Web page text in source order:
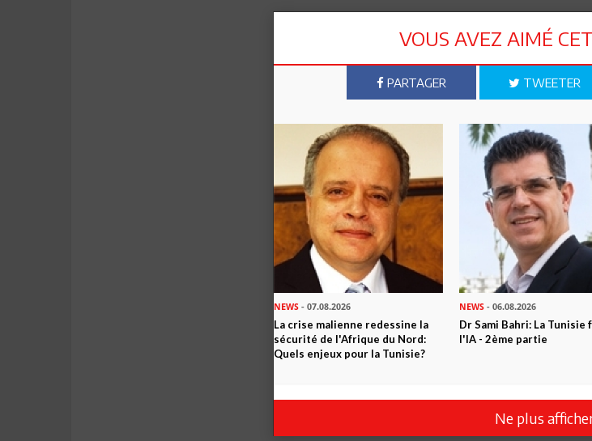
VOUS AVEZ AIMÉ
PARTAGER TWEETER
NEWS - 07.08.2026
La crise malienne redessine la
sécurité de l'Afrique du Nord:
Quels enjeux pour la Tunisie?
NEWS - 06.08.2026
Dr Sami Bahri: La Tunisie
l'IA - 2ème partie
Ne plus